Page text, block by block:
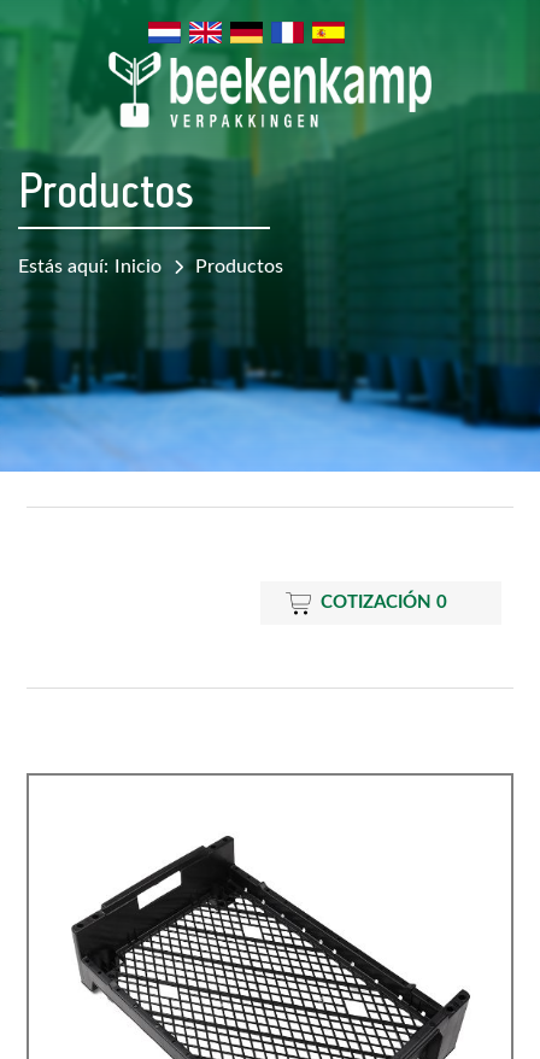
Productos
Estás aquí: Inicio Productos
COTIZACIÓN 0